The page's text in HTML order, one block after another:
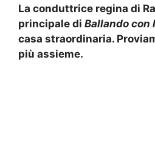
La conduttrice regina di
principale di Ballando con
casa straordinaria.
più assieme.